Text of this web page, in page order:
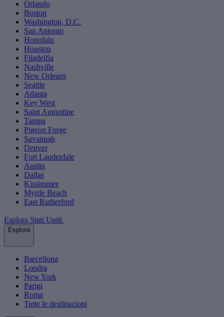
Orlando
Boston
Washington, D.C.
San Antonio
Honolulu
Houston
Filadelfia
Nashville
New Orleans
Seattle
Atlanta
Key West
Saint Augustine
Tampa
Pigeon Forge
Savannah
Denver
Fort Lauderdale
Austin
Dallas
Kissimmee
Myrtle Beach
East Rutherford
Esplora Stati Uniti
Esplora
Barcellona
Londra
New York
Parigi
Roma
Tutte le destinazioni